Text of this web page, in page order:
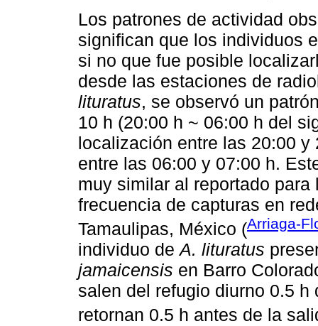
Los patrones de actividad
significan que los individuos
si no que fue posible
desde las estaciones de
lituratus, se observó un
10 h (20:00 h ~ 06:00 h del
localización entre las 20:00
entre las 06:00 y 07:00 h.
muy similar al reportado
frecuencia de capturas en
Tamaulipas, México (Arriaga-
individuo deA. lituratus
jamaicensis en Barro
salen del refugio diurno 0.5
retornan 0.5 h antes de la